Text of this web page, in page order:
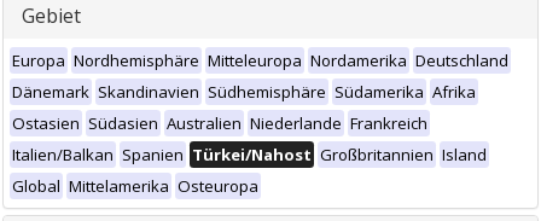
Gebiet
Europa Nordhemisphäre Mitteleuropa Nordamerika Deutschland
Dänemark Skandinavien Südhemisphäre Südamerika Afrika
Ostasien Südasien Australien Niederlande Frankreich
Italien/Balkan Spanien Türkei/Nahost Großbritannien Island
Global Mittelamerika Osteuropa